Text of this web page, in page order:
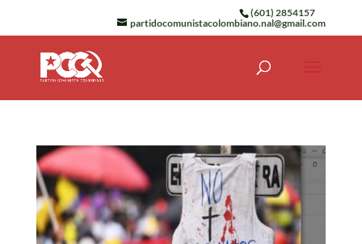
(601) 2854157
partidocomunistacolombiano.nal@gmail.com